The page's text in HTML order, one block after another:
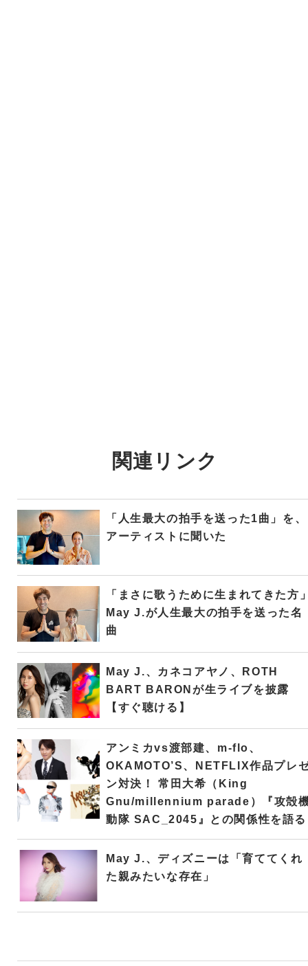
関連リンク
「人生最大の拍手を送った1曲」を、
アーティストに聞いた
「まさに歌うために生まれてきた方
May J.が人生最大の拍手を送った名
曲
May J.、カネコアヤノ、ROTH
BART BARONが生ライブを披露
【すぐ聴ける】
アンミカvs渡部建、m-flo、
OKAMOTO’S、NETFLIX作品プレ
ン対決！ 常田大希（King
Gnu/millennium parade）『攻殻
動隊 SAC_2045』との関係性を語る
May J.、ディズニーは「育ててくれ
た親みたいな存在」